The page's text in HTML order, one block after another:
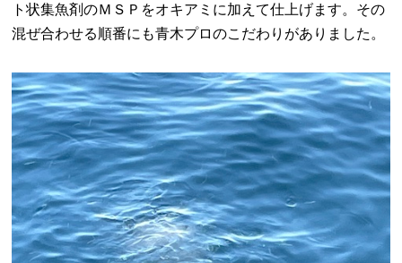
ト状集魚剤のＭＳＰをオキアミに加えて仕上げます。その
混ぜ合わせる順番にも青木プロのこだわりがありました。